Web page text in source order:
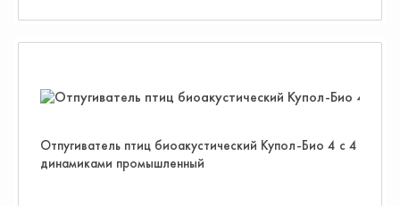
Отпугиватель птиц биоакустический Купол-Био 4 с 4
динамиками промышленный